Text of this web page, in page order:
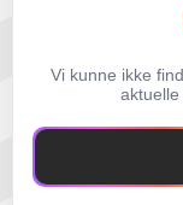
Vi kunne ikke
aktuelle